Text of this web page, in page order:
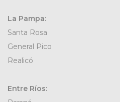
La Pampa:
Santa Rosa
General Pico
Realicó
Entre Ríos: